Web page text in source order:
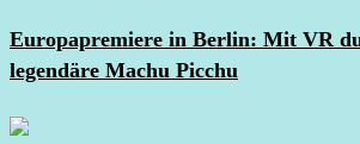
Europapremiere in Berlin: Mit VR
legendäre Machu Picchu